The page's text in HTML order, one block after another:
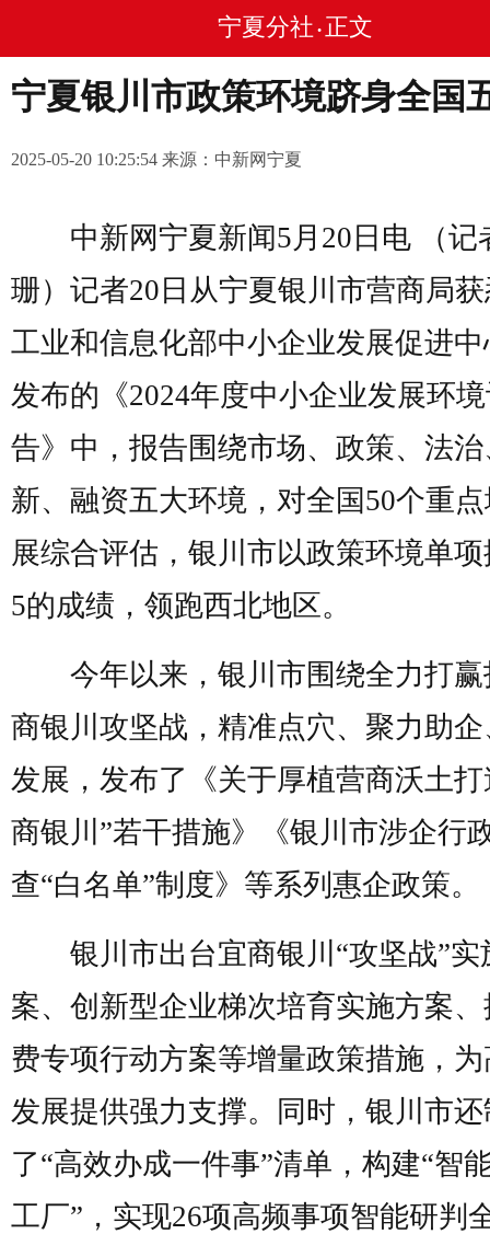
宁夏分社 • 正文
宁夏银川市政策环境跻身全国
2025-05-20 10:25:54 来源：中新网宁夏
中新网宁夏新闻5月20日电 （记
珊）记者20日从宁夏银川市营商局
工业和信息化部中小企业发展促进
发布的《2024年度中小企业发展环
告》中，报告围绕市场、政策、法
新、融资五大环境，对全国50个重
展综合评估，银川市以政策环境单
5的成绩，领跑西北地区。
今年以来，银川市围绕全力打赢
商银川攻坚战，精准点穴、聚力助
发展，发布了《关于厚植营商沃土打
商银川”若干措施》《银川市涉企行
查“白名单”制度》等系列惠企政策。
银川市出台宜商银川“攻坚战”实
案、创新型企业梯次培育实施方案
费专项行动方案等增量政策措施，
发展提供强力支撑。同时，银川市
了“高效办成一件事”清单，构建“智
工厂”，实现26项高频事项智能研判